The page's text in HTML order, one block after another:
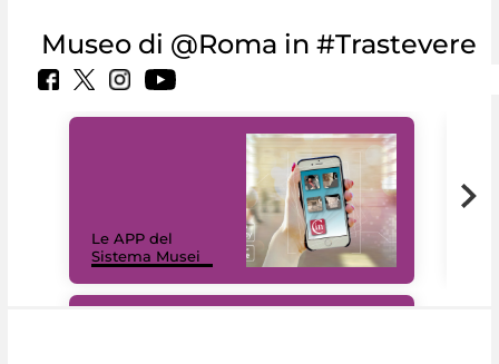
Museo di @Roma in #Trastevere
Le APP del
Sistema Musei